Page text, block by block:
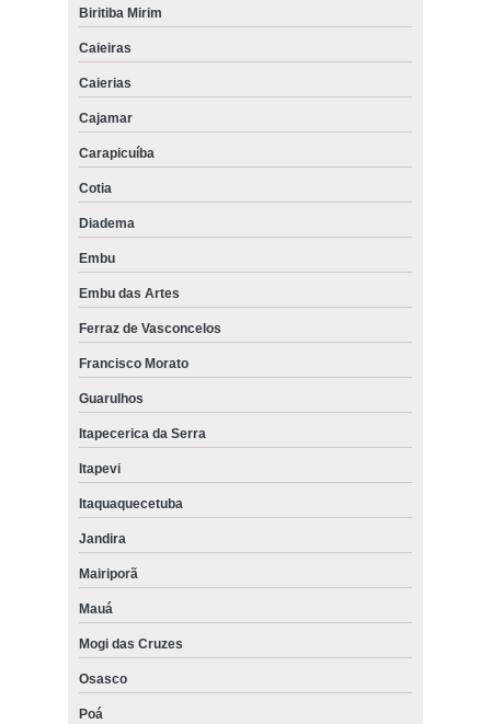
Biritiba Mirim
Caieiras
Caierias
Cajamar
Carapicuíba
Cotia
Diadema
Embu
Embu das Artes
Ferraz de Vasconcelos
Francisco Morato
Guarulhos
Itapecerica da Serra
Itapevi
Itaquaquecetuba
Jandira
Mairiporã
Mauá
Mogi das Cruzes
Osasco
Poá